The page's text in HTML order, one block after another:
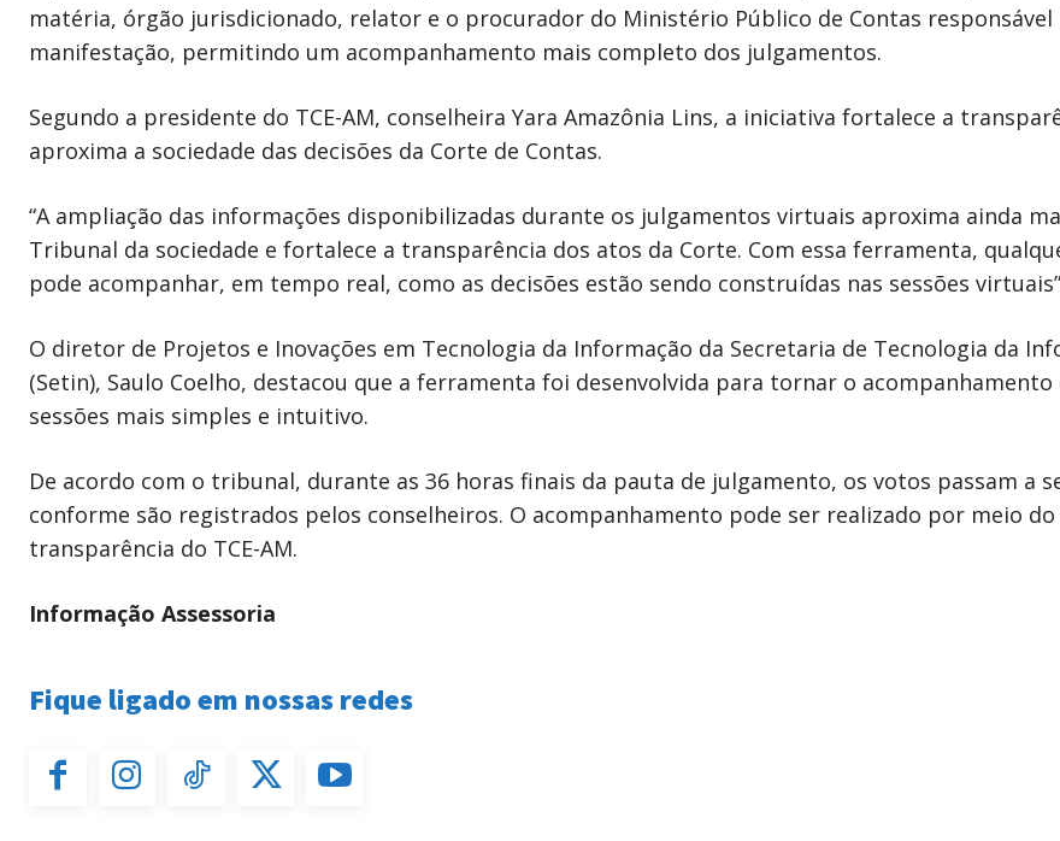
matéria, órgão jurisdicionado, relator e o procurador do Ministério Público de Contas responsável
manifestação, permitindo um acompanhamento mais completo dos julgamentos.
Segundo a presidente do TCE-AM, conselheira Yara Amazônia Lins, a iniciativa fortalece a
aproxima a sociedade das decisões da Corte de Contas.
“A ampliação das informações disponibilizadas durante os julgamentos virtuais aproxima ainda
Tribunal da sociedade e fortalece a transparência dos atos da Corte. Com essa ferramenta,
pode acompanhar, em tempo real, como as decisões estão sendo construídas nas sessões
O diretor de Projetos e Inovações em Tecnologia da Informação da Secretaria de Tecnologia da
(Setin), Saulo Coelho, destacou que a ferramenta foi desenvolvida para tornar o acompanhamento
sessões mais simples e intuitivo.
De acordo com o tribunal, durante as 36 horas finais da pauta de julgamento, os votos passam a
conforme são registrados pelos conselheiros. O acompanhamento pode ser realizado por meio
transparência do TCE-AM.
Informação Assessoria
Fique ligado em nossas redes